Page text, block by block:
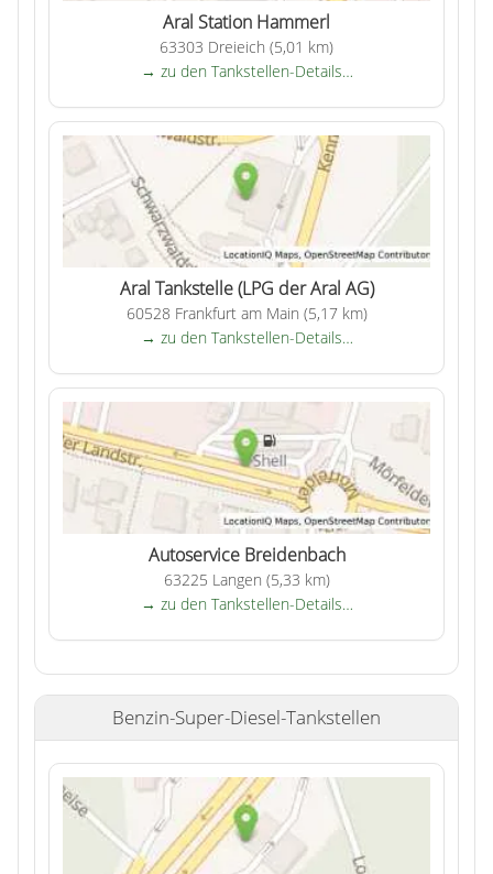
Aral Station Hammerl
63303 Dreieich (5,01 km)
→ zu den Tankstellen-Details…
Aral Tankstelle (LPG der Aral AG)
60528 Frankfurt am Main (5,17 km)
→ zu den Tankstellen-Details…
Autoservice Breidenbach
63225 Langen (5,33 km)
→ zu den Tankstellen-Details…
Benzin-Super-Diesel-Tankstellen